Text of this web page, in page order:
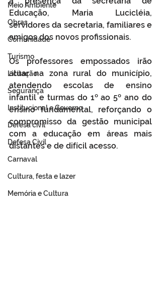
Meio Ambiente
Obras
Comunidade
Turismo
Licitação
Segurança
Institucional e Governo
Defesa cívil
Defesa Civil
Carnaval
Cultura, festa e lazer
Memória e Cultura
Educação, Maria Lucicléia,
servidores da secretaria, familiares e
amigos dos novos profissionais.
Os professores empossados irão
atuar na zona rural do município,
atendendo escolas de ensino
infantil e turmas do 1º ao 5º ano do
ensino fundamental, reforçando o
compromisso da gestão municipal
com a educação em áreas mais
distantes e de difícil acesso.